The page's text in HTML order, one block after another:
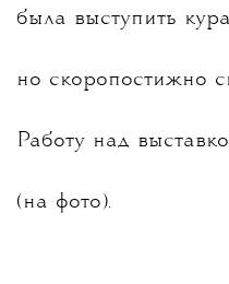
была выступить
но скоропостижно
Работу над
(на фото).